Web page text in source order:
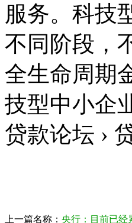
服务。科技
不同阶段，
全生命周期
技型中小企
贷款论坛 ›
上一篇名称： 央行：目前已经